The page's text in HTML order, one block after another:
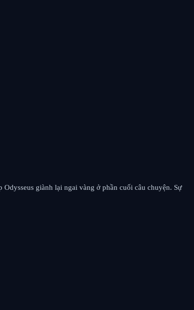
giành lại ngai vàng ở phần cuối câu chuyện. Sự